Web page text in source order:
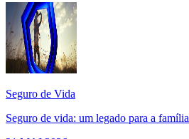
Seguro de Vida
Seguro de vida: um legado para a família